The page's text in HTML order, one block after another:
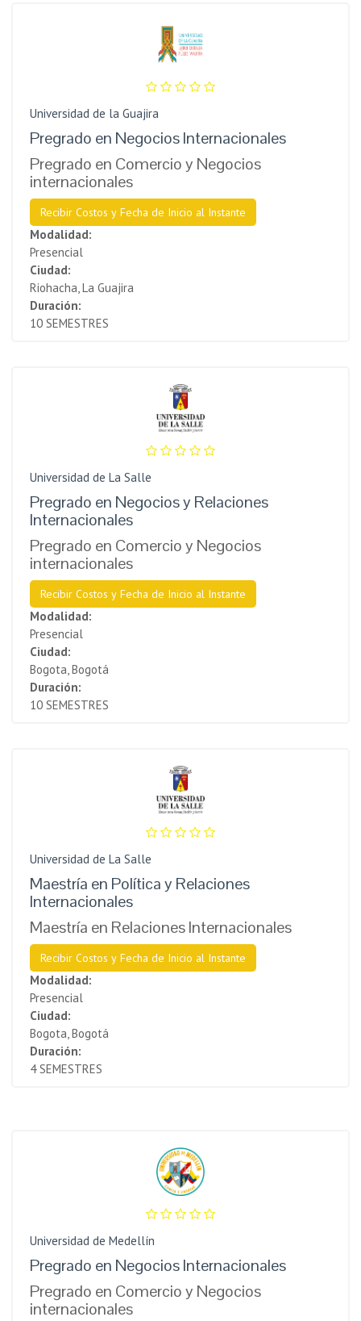
Universidad de la Guajira
Pregrado en Negocios Internacionales
Pregrado en Comercio y Negocios
internacionales
Recibir Costos y Fecha de Inicio al Instante
Modalidad:
Presencial
Ciudad:
Riohacha, La Guajira
Duración:
10 SEMESTRES
Universidad de La Salle
Pregrado en Negocios y Relaciones
Internacionales
Pregrado en Comercio y Negocios
internacionales
Recibir Costos y Fecha de Inicio al Instante
Modalidad:
Presencial
Ciudad:
Bogota, Bogotá
Duración:
10 SEMESTRES
Universidad de La Salle
Maestría en Política y Relaciones
Internacionales
Maestría en Relaciones Internacionales
Recibir Costos y Fecha de Inicio al Instante
Modalidad:
Presencial
Ciudad:
Bogota, Bogotá
Duración:
4 SEMESTRES
Universidad de Medellín
Pregrado en Negocios Internacionales
Pregrado en Comercio y Negocios
internacionales